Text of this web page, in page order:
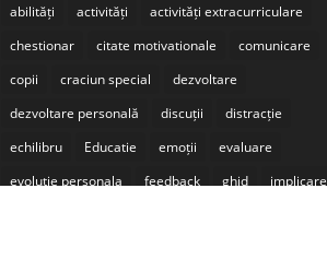
abilități activități
activități extracurriculare
chestionar
citate motivationale
comunicare
copii
craciun special
dezvoltare
dezvoltare personală
discuții
distracție
echilibru
Educatie emoții
evaluare
evolutie personala
feedback ghid
implicare